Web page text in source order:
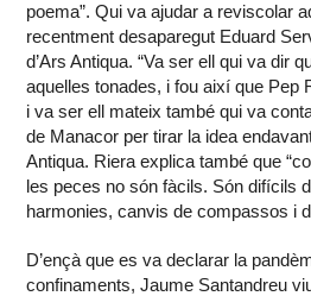
poema”. Qui va ajudar a reviscolar
recentment desaparegut Eduard
d’Ars Antiqua. “Va ser ell qui va dir
aquelles tonades, i fou així que Pep
i va ser ell mateix també qui va
de Manacor per tirar la idea
Antiqua. Riera explica també que
les peces no són fàcils. Són difícils
harmonies, canvis de compassos i
D’ençà que es va declarar la
confinaments, Jaume Santandreu